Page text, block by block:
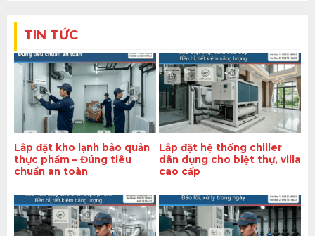
TIN TỨC
Lắp đặt kho lạnh bảo quản
thực phẩm – Đúng tiêu
chuẩn an toàn
Lắp đặt hệ thống chiller
dân dụng cho biệt thự, villa
cao cấp